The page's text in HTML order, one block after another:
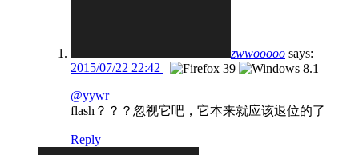
zwwooooo says:
2015/07/22 22:42
@yywr
flash？？？忽视它吧，它本来就应该退位的了
Reply